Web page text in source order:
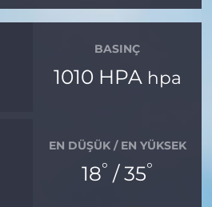
BASINÇ
1010 HPA hpa
EN DÜŞÜK / EN YÜKSEK
18° / 35°